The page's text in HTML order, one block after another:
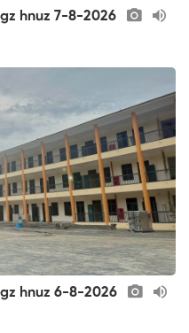
hnuz 7-8-2026
hnuz 6-8-2026